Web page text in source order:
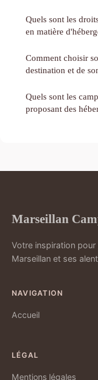
Quels sont les
en matière
Comment choisir
destination et de
Quels sont les
proposant des
Marseillan
Votre inspiration
Marseillan et ses
NAVIGATION
Accueil
LÉGAL
Mentions légales